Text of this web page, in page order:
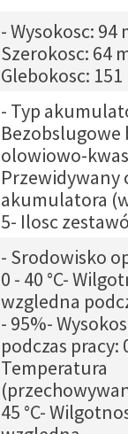
- Wysokosc: 94
Szerokosc: 64
Glebokosc:
- Typ
Bezobslugowe
olowiowo-
Przewidywany
akumulatora
5- Ilosc
- Srodowisko
0 - 40 °C-
wzgledna
- 95%-
podczas pracy:
Temperatura
45 °C-